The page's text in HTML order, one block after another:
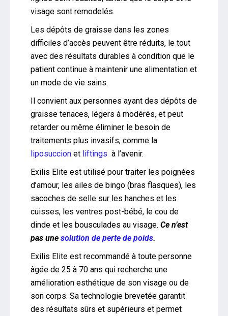
visage sont remodelés.
Les dépôts de graisse dans les zones
difficiles d’accès peuvent être réduits, le tout
avec des résultats durables à condition que le
patient continue à maintenir une alimentation et
un mode de vie sains.
Il convient aux personnes ayant des dépôts de
graisse tenaces, légers à modérés, et peut
retarder ou même éliminer le besoin de
traitements plus invasifs, comme la
liposuccion et liftings à l’avenir.
Exilis Elite est utilisé pour traiter les poignées
d’amour, les ailes de bingo (bras flasques), les
sacoches de selle sur les hanches et les
cuisses, les ventres post-bébé, le cou de
dinde et les bousculades au visage. Ce n’est
pas une solution de perte de poids.
Exilis Elite est recommandé à toute personne
âgée de 25 à 70 ans qui recherche une
amélioration esthétique de son visage ou de
son corps. Sa technologie brevetée garantit
des résultats sûrs et supérieurs et permet